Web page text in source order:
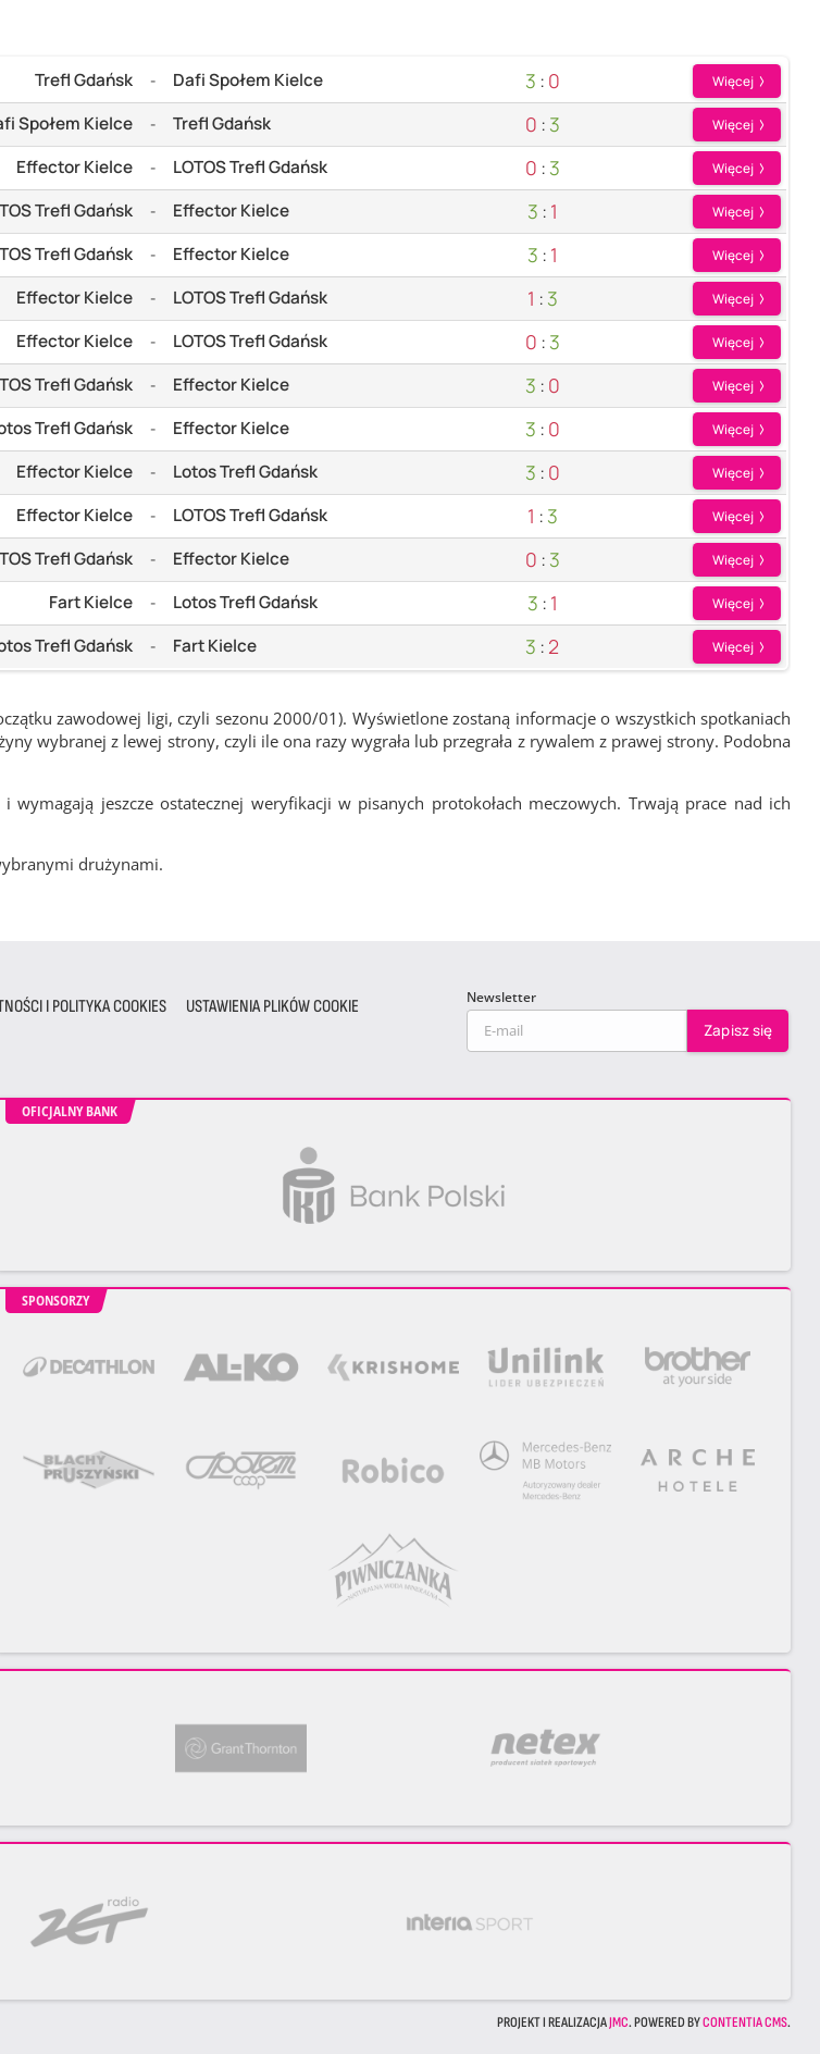
Trefl Gdańsk - Dafi Społem Kielce 3 : 0 Więcej
Społem Kielce - Trefl Gdańsk 0 : 3 Więcej
Effector Kielce - LOTOS Trefl Gdańsk 0 : 3 Więcej
Trefl Gdańsk - Effector Kielce 3 : 1 Więcej
Trefl Gdańsk - Effector Kielce 3 : 1 Więcej
Effector Kielce - LOTOS Trefl Gdańsk 1 : 3 Więcej
Effector Kielce - LOTOS Trefl Gdańsk 0 : 3 Więcej
Trefl Gdańsk - Effector Kielce 3 : 0 Więcej
Trefl Gdańsk - Effector Kielce 3 : 0 Więcej
Effector Kielce - Lotos Trefl Gdańsk 3 : 0 Więcej
Effector Kielce - LOTOS Trefl Gdańsk 1 : 3 Więcej
Trefl Gdańsk - Effector Kielce 0 : 3 Więcej
Fart Kielce - Lotos Trefl Gdańsk 3 : 1 Więcej
Trefl Gdańsk - Fart Kielce 3 : 2 Więcej
zawodowej ligi, czyli sezonu 2000/01). Wyświetlone zostaną informacje o wszystkich spotkaniach
wybranej z lewej strony, czyli ile ona razy wygrała lub przegrała z rywalem z prawej strony. Podobna
jeszcze ostatecznej weryfikacji w pisanych protokołach meczowych. Trwają prace nad ich
drużynami.
I POLITYKA COOKIES USTAWIENIA PLIKÓW COOKIE Newsletter
OFICJALNY BANK
SPONSORZY
PROJEKT I REALIZACJAJMC. POWERED BYCONTENTIA CMS.